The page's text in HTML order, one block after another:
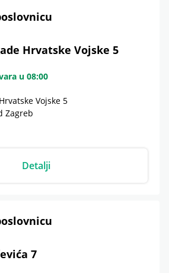
Hrvatske Vojske 5
u 08:00
Vojske 5
Zagreb
Detalji
7